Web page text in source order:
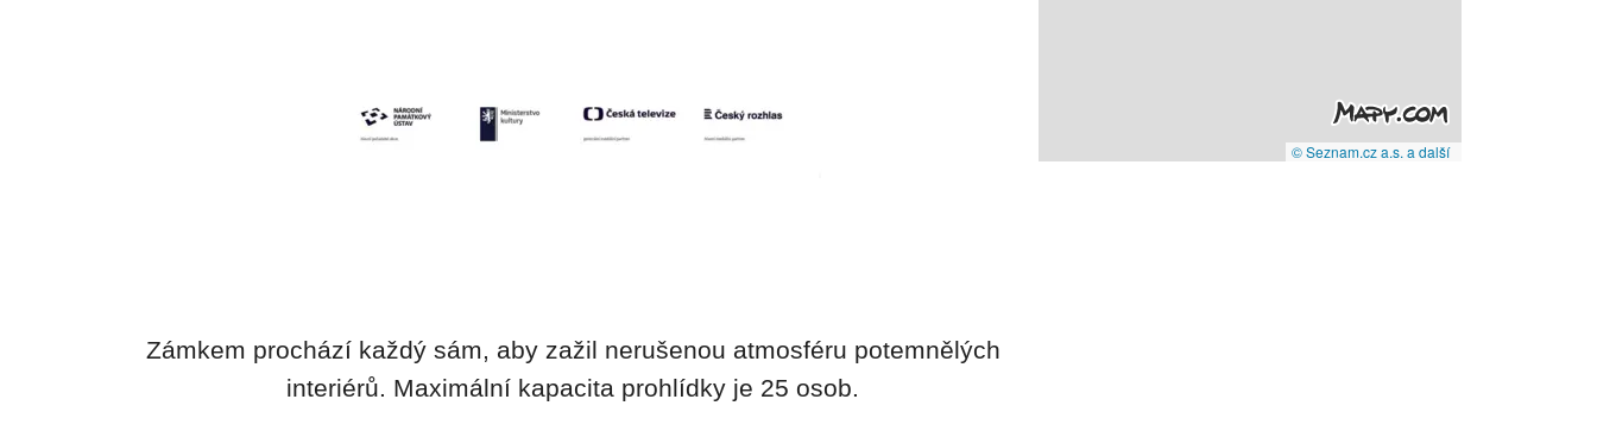
Zámkem prochází každý sám, aby zažil nerušenou atmosféru potemnělých
interiérů. Maximální kapacita prohlídky je 25 osob.
© Seznam.cz a.s. a další